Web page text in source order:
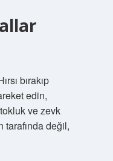
bırakıp
edin,
ve zevk
tarafında değil,